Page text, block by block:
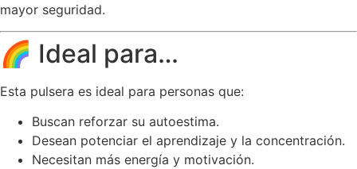
mayor seguridad.
🌈 Ideal para…
Esta pulsera es ideal para personas que:
Buscan reforzar su autoestima.
Desean potenciar el aprendizaje y la concentración.
Necesitan más energía y motivación.